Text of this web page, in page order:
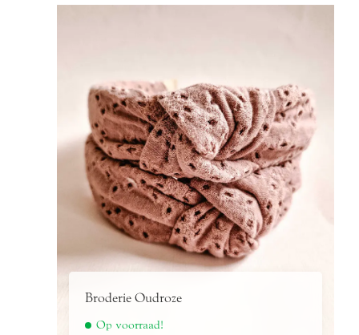
Broderie Oudroze
Op voorraad!